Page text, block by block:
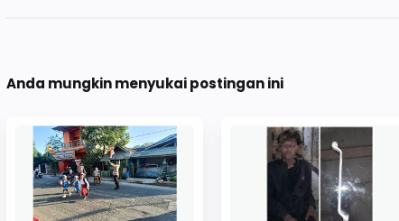
Anda mungkin menyukai postingan ini